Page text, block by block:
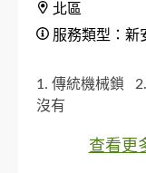
北區
服務類型：新
1. 傳統機械鎖
沒有
查看更